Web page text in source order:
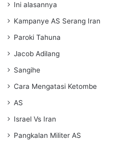
Ini alasannya
Kampanye AS Serang Iran
Paroki Tahuna
Jacob Adilang
Sangihe
Cara Mengatasi Ketombe
AS
Israel Vs Iran
Pangkalan Militer AS